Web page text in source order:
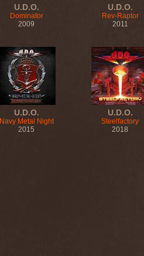
U.D.O.
Dominator
2009
U.D.O.
Rev-Raptor
2011
U.D.O.
Navy Metal Night
2015
U.D.O.
Steelfactory
2018